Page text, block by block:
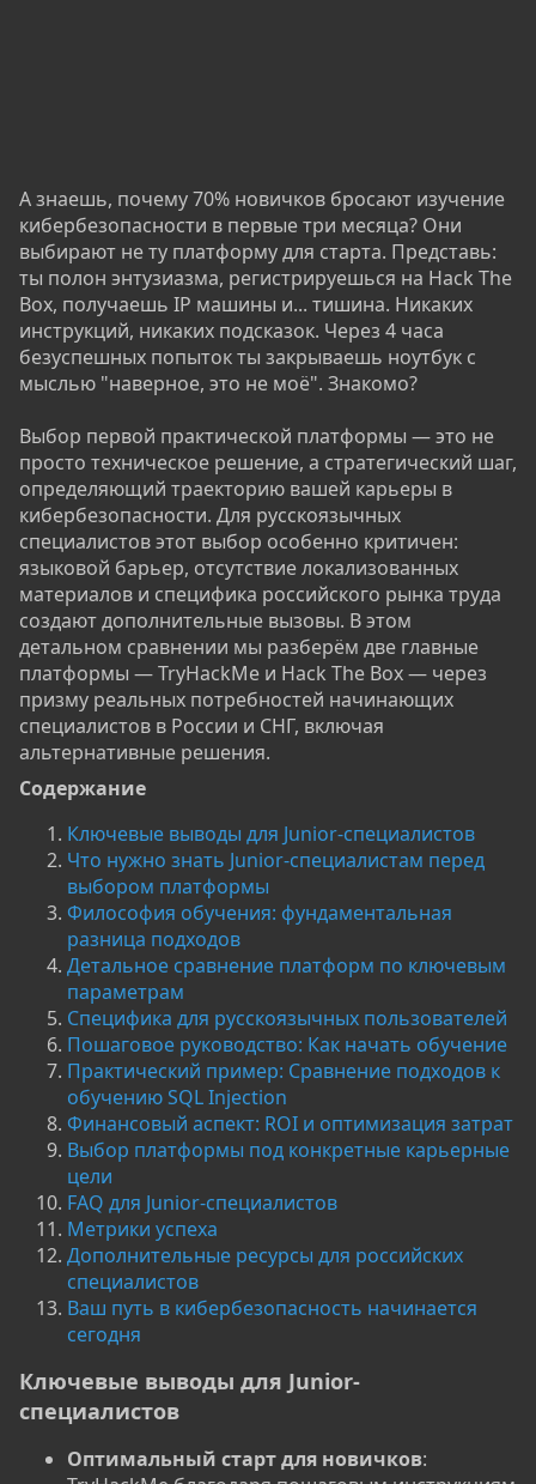
А знаешь, почему 70% новичков бросают изучение
кибербезопасности в первые три месяца? Они
выбирают не ту платформу для старта. Представь:
ты полон энтузиазма, регистрируешься на Hack The
Box, получаешь IP машины и... тишина. Никаких
инструкций, никаких подсказок. Через 4 часа
безуспешных попыток ты закрываешь ноутбук с
мыслью "наверное, это не моё". Знакомо?
Выбор первой практической платформы — это не
просто техническое решение, а стратегический шаг,
определяющий траекторию вашей карьеры в
кибербезопасности. Для русскоязычных
специалистов этот выбор особенно критичен:
языковой барьер, отсутствие локализованных
материалов и специфика российского рынка труда
создают дополнительные вызовы. В этом
детальном сравнении мы разберём две главные
платформы — TryHackMe и Hack The Box — через
призму реальных потребностей начинающих
специалистов в России и СНГ, включая
альтернативные решения.
Содержание​
Ключевые выводы для Junior-специалистов
Что нужно знать Junior-специалистам перед
выбором платформы
Философия обучения: фундаментальная
разница подходов
Детальное сравнение платформ по ключевым
параметрам
Специфика для русскоязычных пользователей
Пошаговое руководство: Как начать обучение
Практический пример: Сравнение подходов к
обучению SQL Injection
Финансовый аспект: ROI и оптимизация затрат
Выбор платформы под конкретные карьерные
цели
FAQ для Junior-специалистов
Метрики успеха
Дополнительные ресурсы для российских
специалистов
Ваш путь в кибербезопасность начинается
сегодня
Ключевые выводы для Junior-
специалистов​
Оптимальный старт для новичков: